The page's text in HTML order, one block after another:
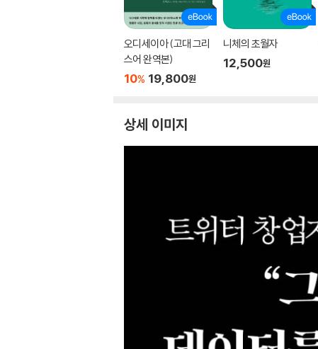
오디세이아 (고대 그리
스어 완역본)
10% 19,800원
니체의 초월자
12,500원
상세 이미지